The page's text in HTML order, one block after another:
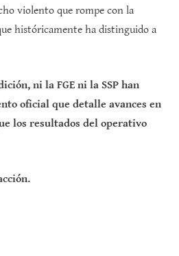
violento que rompe con la
históricamente ha distinguido a
ni la FGE ni la SSP han
oficial que detalle avances en
los resultados del operativo